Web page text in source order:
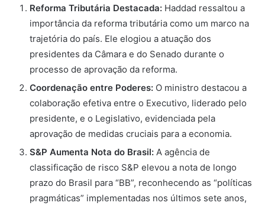
Reforma Tributária Destacada: Haddad ressaltou a
importância da reforma tributária como um marco na
trajetória do país. Ele elogiou a atuação dos
presidentes da Câmara e do Senado durante o
processo de aprovação da reforma.
Coordenação entre Poderes: O ministro destacou a
colaboração efetiva entre o Executivo, liderado pelo
presidente, e o Legislativo, evidenciada pela
aprovação de medidas cruciais para a economia.
S&P Aumenta Nota do Brasil: A agência de
classificação de risco S&P elevou a nota de longo
prazo do Brasil para “BB”, reconhecendo as “políticas
pragmáticas” implementadas nos últimos sete anos,